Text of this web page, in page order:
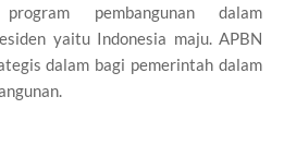
pembangunan dalam
yaitu Indonesia maju. APBN
dalam bagi pemerintah dalam